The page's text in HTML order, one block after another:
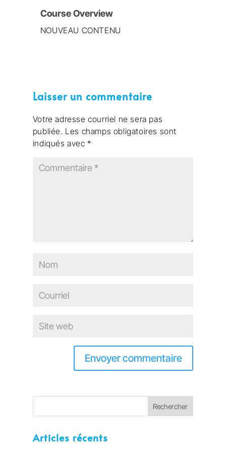
Course Overview
NOUVEAU CONTENU
Laisser un commentaire
Votre adresse courriel ne sera pas
publiée. Les champs obligatoires sont
indiqués avec *
Articles récents